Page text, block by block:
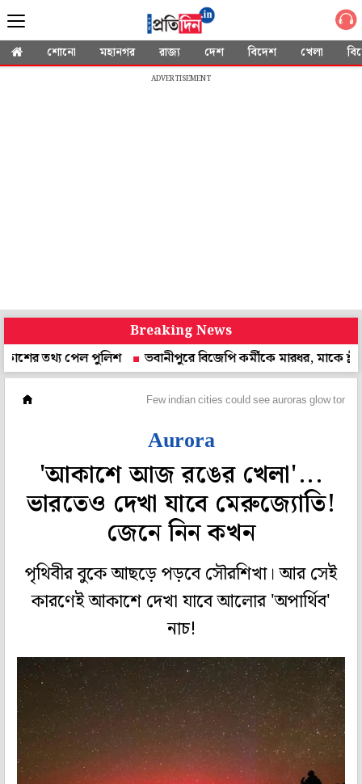
শোনো মহানগর রাজ্য দেশ বিদেশ খেলা
ADVERTISEMENT
Breaking News
পেল পুলিশ
ভবানীপুরে বিজেপি কর্মীকে মারধর, মাকে
Few indian cities could see auroras glow
Aurora
'আকাশে আজ রঙের খেলা'...
ভারতেও দেখা যাবে মেরুজ্যোতি!
জেনে নিন কখন
পৃথিবীর বুকে আছড়ে পড়বে সৌরশিখা। আর সেই
কারণেই আকাশে দেখা যাবে আলোর 'অপার্থিব'
নাচ!